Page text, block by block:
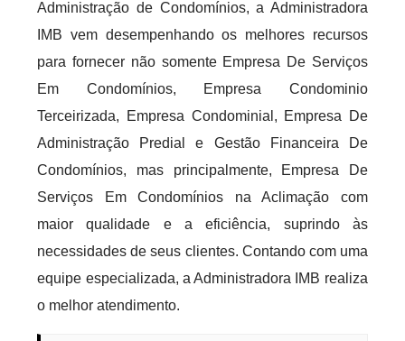
Administração de Condomínios, a Administradora
IMB vem desempenhando os melhores recursos
para fornecer não somente Empresa De Serviços
Em Condomínios, Empresa Condominio
Terceirizada, Empresa Condominial, Empresa De
Administração Predial e Gestão Financeira De
Condomínios, mas principalmente, Empresa De
Serviços Em Condomínios na Aclimação com
maior qualidade e a eficiência, suprindo às
necessidades de seus clientes. Contando com uma
equipe especializada, a Administradora IMB realiza
o melhor atendimento.